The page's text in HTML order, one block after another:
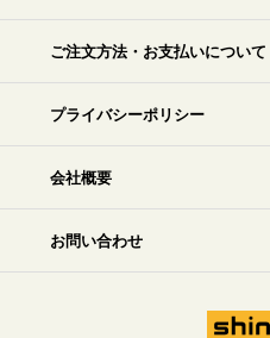
ご注文方法・お支払いについて
プライバシーポリシー
会社概要
お問い合わせ